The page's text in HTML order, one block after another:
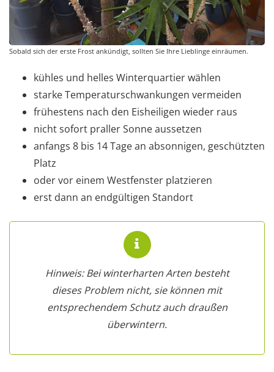
Sobald sich der erste Frost ankündigt, sollten Sie Ihre Lieblinge einräumen.
kühles und helles Winterquartier wählen
starke Temperaturschwankungen vermeiden
frühestens nach den Eisheiligen wieder raus
nicht sofort praller Sonne aussetzen
anfangs 8 bis 14 Tage an absonnigen, geschützten
Platz
oder vor einem Westfenster platzieren
erst dann an endgültigen Standort
Hinweis: Bei winterharten Arten besteht
dieses Problem nicht, sie können mit
entsprechendem Schutz auch draußen
überwintern.